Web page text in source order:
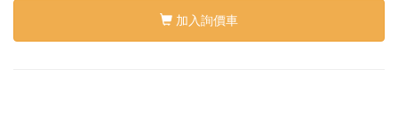
加入詢價車